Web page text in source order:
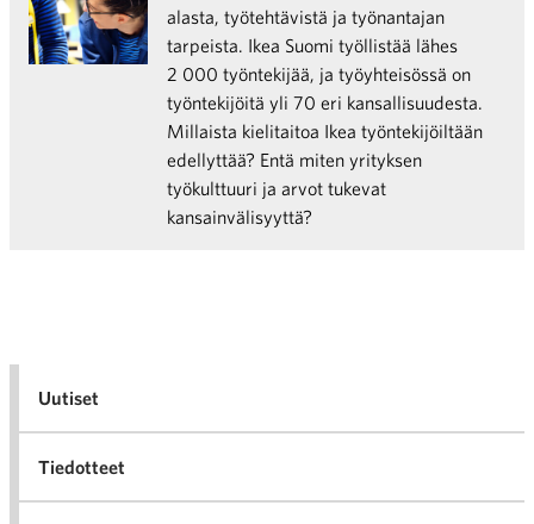
alasta, työtehtävistä ja työnantajan
tarpeista. Ikea Suomi työllistää lähes
2 000 työntekijää, ja työyhteisössä on
työntekijöitä yli 70 eri kansallisuudesta.
Millaista kielitaitoa Ikea työntekijöiltään
edellyttää? Entä miten yrityksen
työkulttuuri ja arvot tukevat
kansainvälisyyttä?
Uutiset
Tiedotteet